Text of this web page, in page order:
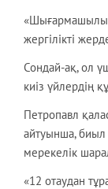
жергілікті
Сондай-ақ, ол
киіз үйлердің
Петропавл
айтуынша, биыл
мерекелік
«12 отаудан